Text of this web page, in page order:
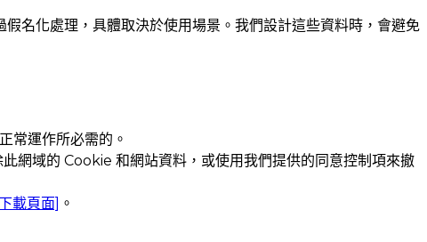
名化處理，具體取決於使用場景。我們設計這些資料時，會避免
常運作所必需的。
網域的 Cookie 和網站資料，或使用我們提供的同意控制項來撤
載頁面] 。